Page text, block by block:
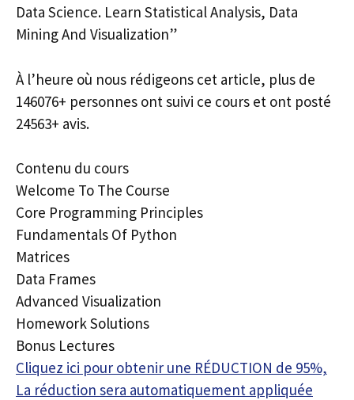
Data Science. Learn Statistical Analysis, Data
Mining And Visualization”
À l’heure où nous rédigeons cet article, plus de
146076+ personnes ont suivi ce cours et ont posté
24563+ avis.
Contenu du cours
Welcome To The Course
Core Programming Principles
Fundamentals Of Python
Matrices
Data Frames
Advanced Visualization
Homework Solutions
Bonus Lectures
Cliquez ici pour obtenir une RÉDUCTION de 95%,
La réduction sera automatiquement appliquée